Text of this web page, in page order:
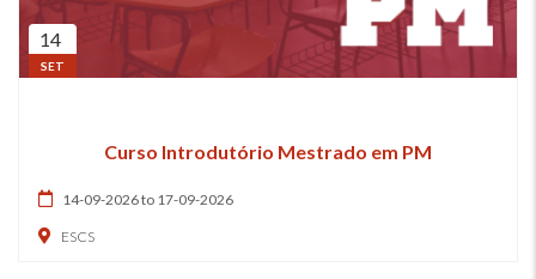
14
SET
Curso Introdutório Mestrado em PM
14-09-2026 to 17-09-2026
ESCS